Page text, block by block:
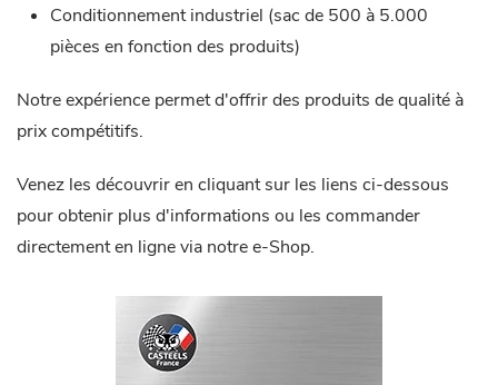
Conditionnement industriel (sac de 500 à 5.000
pièces en fonction des produits)
Notre expérience permet d'offrir des produits de qualité à
prix compétitifs.
Venez les découvrir en cliquant sur les liens ci-dessous
pour obtenir plus d'informations ou les commander
directement en ligne via notre e-Shop.